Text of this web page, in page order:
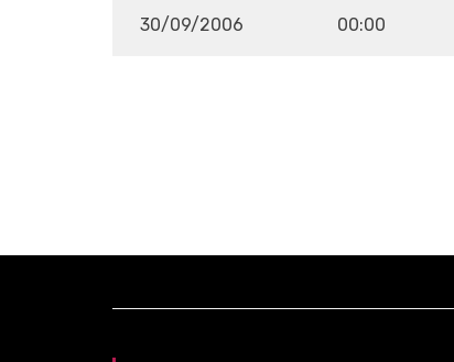
30/09/2006 00:00